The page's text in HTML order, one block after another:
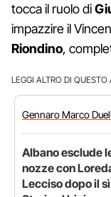
tocca il ruolo di
impazzire il
Riondino,
LEGGI ALTRO DI QUESTO
GennaroMarco
Albano esclude
nozze con
Lecciso dopo il